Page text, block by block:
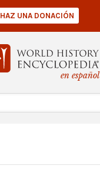
en español
HAZ UNA DONACIÓN